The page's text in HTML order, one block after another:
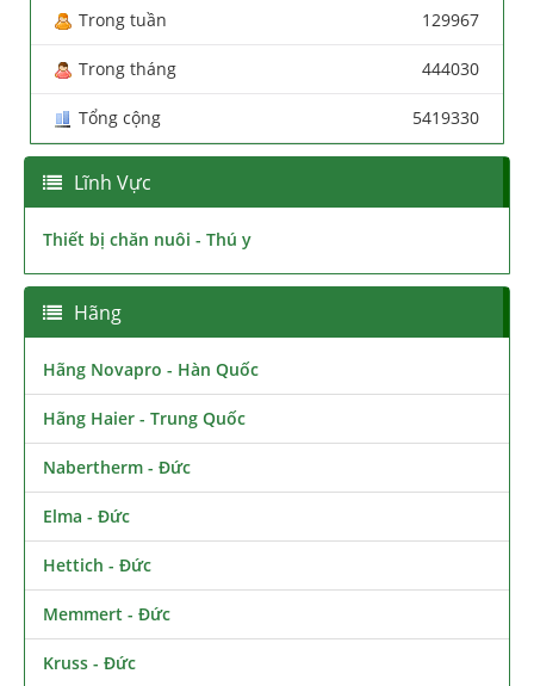
Trong tuần 129967
Trong tháng 444030
Tổng cộng 5419330
Lĩnh Vực
Thiết bị chăn nuôi - Thú y
Hãng
Hãng Novapro - Hàn Quốc
Hãng Haier - Trung Quốc
Nabertherm - Đức
Elma - Đức
Hettich - Đức
Memmert - Đức
Kruss - Đức